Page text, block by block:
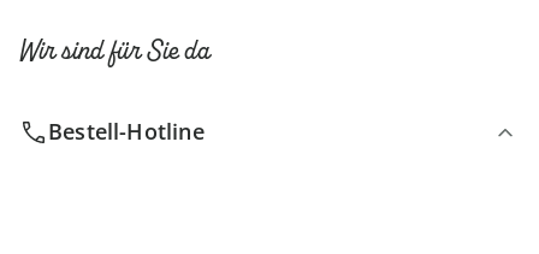
Wir sind für Sie da
Bestell-Hotline